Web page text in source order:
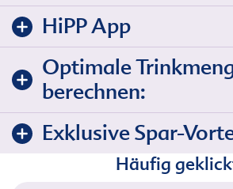
HiPP App
Optimale
berechnen:
Exklusive Spar-
Häufig